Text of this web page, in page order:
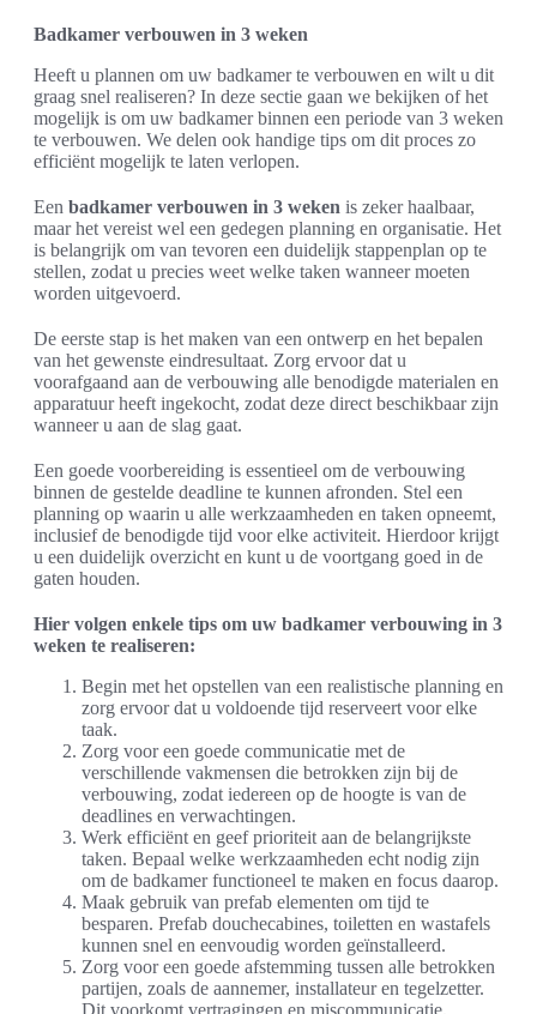
Badkamer verbouwen in 3 weken
Heeft u plannen om uw badkamer te verbouwen en wilt u dit
graag snel realiseren? In deze sectie gaan we bekijken of het
mogelijk is om uw badkamer binnen een periode van 3 weken
te verbouwen. We delen ook handige tips om dit proces zo
efficiënt mogelijk te laten verlopen.
Een badkamer verbouwen in 3 weken is zeker haalbaar,
maar het vereist wel een gedegen planning en organisatie. Het
is belangrijk om van tevoren een duidelijk stappenplan op te
stellen, zodat u precies weet welke taken wanneer moeten
worden uitgevoerd.
De eerste stap is het maken van een ontwerp en het bepalen
van het gewenste eindresultaat. Zorg ervoor dat u
voorafgaand aan de verbouwing alle benodigde materialen en
apparatuur heeft ingekocht, zodat deze direct beschikbaar zijn
wanneer u aan de slag gaat.
Een goede voorbereiding is essentieel om de verbouwing
binnen de gestelde deadline te kunnen afronden. Stel een
planning op waarin u alle werkzaamheden en taken opneemt,
inclusief de benodigde tijd voor elke activiteit. Hierdoor krijgt
u een duidelijk overzicht en kunt u de voortgang goed in de
gaten houden.
Hier volgen enkele tips om uw badkamer verbouwing in 3
weken te realiseren:
Begin met het opstellen van een realistische planning en
zorg ervoor dat u voldoende tijd reserveert voor elke
taak.
Zorg voor een goede communicatie met de
verschillende vakmensen die betrokken zijn bij de
verbouwing, zodat iedereen op de hoogte is van de
deadlines en verwachtingen.
Werk efficiënt en geef prioriteit aan de belangrijkste
taken. Bepaal welke werkzaamheden echt nodig zijn
om de badkamer functioneel te maken en focus daarop.
Maak gebruik van prefab elementen om tijd te
besparen. Prefab douchecabines, toiletten en wastafels
kunnen snel en eenvoudig worden geïnstalleerd.
Zorg voor een goede afstemming tussen alle betrokken
partijen, zoals de aannemer, installateur en tegelzetter.
Dit voorkomt vertragingen en miscommunicatie.